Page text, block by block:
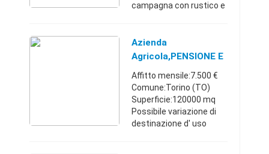
campagna con rustico e
richiederne
ulteriormente, per te che
Azienda
Agricola,PENSIONE E
ALLEVAMENTO
ANIMALI
Affitto mensile:7.500 €
Comune:Torino (TO)
Superficie:120000 mq
Possibile variazione di
destinazione d' uso